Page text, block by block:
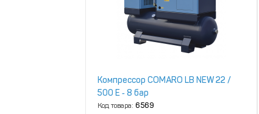
Компрессор COMARO LB NEW 22 /
500 E ‑ 8 бар
Код товара: 6569